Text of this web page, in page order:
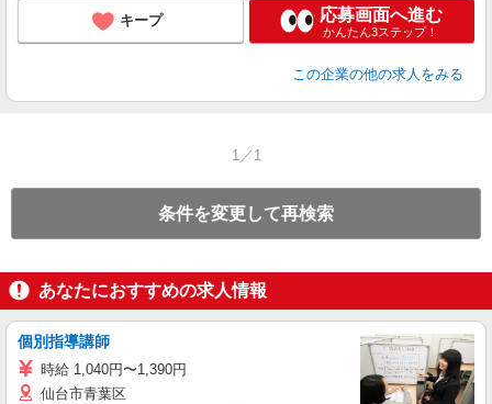
キープ 応募画面へ進む
かんたん3ステップ！
この企業の他の求人をみる
1／1
条件を変更して再検索
あなたにおすすめの求人情報
個別指導講師
時給 1,040円〜1,390円
仙台市青葉区